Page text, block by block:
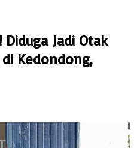
Jadi Otak
Kedondong,